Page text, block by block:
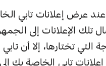
عند عرض إعلانات تابي
تلك الإعلانات إلى
التي تختارها، إلا أن
تابي الخاصة بك